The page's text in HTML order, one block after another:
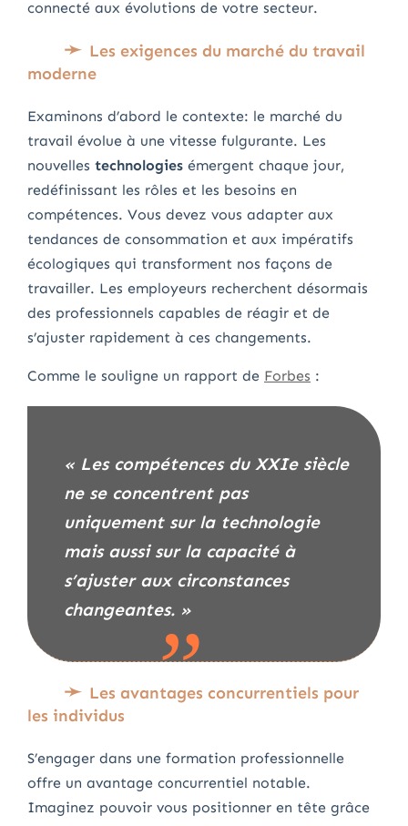
connecté aux évolutions de votre secteur.
Les exigences du marché du travail
moderne
Examinons d’abord le contexte: le marché du
travail évolue à une vitesse fulgurante. Les
nouvelles technologies émergent chaque jour,
redéfinissant les rôles et les besoins en
compétences. Vous devez vous adapter aux
tendances de consommation et aux impératifs
écologiques qui transforment nos façons de
travailler. Les employeurs recherchent désormais
des professionnels capables de réagir et de
s’ajuster rapidement à ces changements.
Comme le souligne un rapport de Forbes :
« Les compétences du XXIe siècle
ne se concentrent pas
uniquement sur la technologie
mais aussi sur la capacité à
s’ajuster aux circonstances
changeantes. »
Les avantages concurrentiels pour
les individus
S’engager dans une formation professionnelle
offre un avantage concurrentiel notable.
Imaginez pouvoir vous positionner en tête grâce